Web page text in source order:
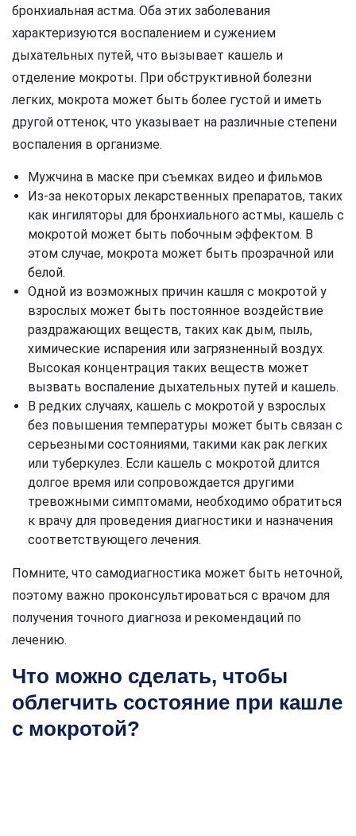
бронхиальная астма. Оба этих заболевания
характеризуются воспалением и сужением
дыхательных путей, что вызывает кашель и
отделение мокроты. При обструктивной болезни
легких, мокрота может быть более густой и иметь
другой оттенок, что указывает на различные степени
воспаления в организме.
Мужчина в маске при съемках видео и фильмов
Из-за некоторых лекарственных препаратов, таких
как ингиляторы для бронхиального астмы, кашель с
мокротой может быть побочным эффектом. В
этом случае, мокрота может быть прозрачной или
белой.
Одной из возможных причин кашля с мокротой у
взрослых может быть постоянное воздействие
раздражающих веществ, таких как дым, пыль,
химические испарения или загрязненный воздух.
Высокая концентрация таких веществ может
вызвать воспаление дыхательных путей и кашель.
В редких случаях, кашель с мокротой у взрослых
без повышения температуры может быть связан с
серьезными состояниями, такими как рак легких
или туберкулез. Если кашель с мокротой длится
долгое время или сопровождается другими
тревожными симптомами, необходимо обратиться
к врачу для проведения диагностики и назначения
соответствующего лечения.
Помните, что самодиагностика может быть неточной,
поэтому важно проконсультироваться с врачом для
получения точного диагноза и рекомендаций по
лечению.
Что можно сделать, чтобы
облегчить состояние при кашле
с мокротой?